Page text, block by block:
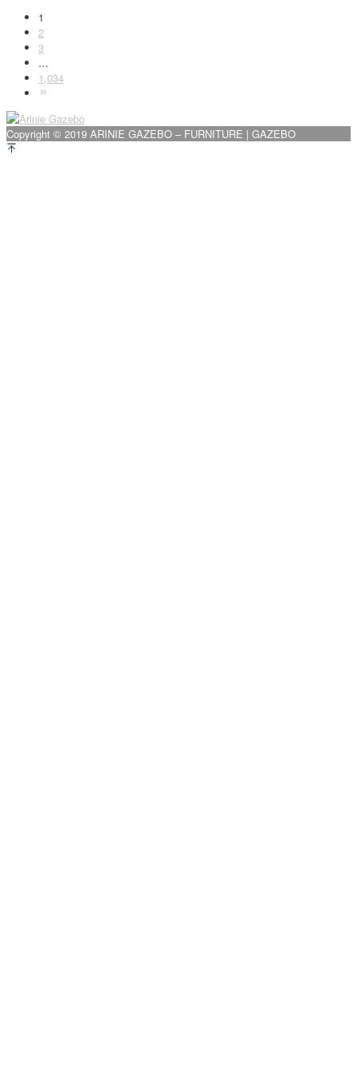
1
2
3
…
1,034
Copyright © 2019 ARINIE GAZEBO – FURNITURE | GAZEBO